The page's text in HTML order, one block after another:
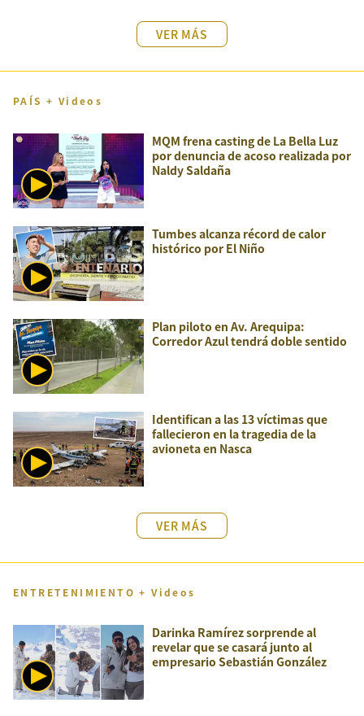
VER MÁS
PAÍS + Videos
MQM frena casting de La Bella Luz
por denuncia de acoso realizada por
Naldy Saldaña
Tumbes alcanza récord de calor
histórico por El Niño
Plan piloto en Av. Arequipa:
Corredor Azul tendrá doble sentido
Identifican a las 13 víctimas que
fallecieron en la tragedia de la
avioneta en Nasca
VER MÁS
ENTRETENIMIENTO + Videos
Darinka Ramírez sorprende al
revelar que se casará junto al
empresario Sebastián González